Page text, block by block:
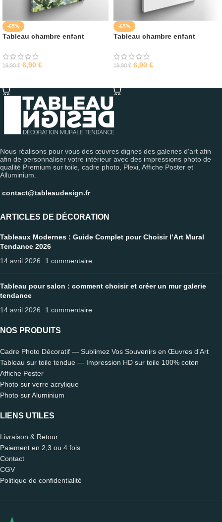
-65%
Tableau chambre enfant
19,90€ 6,90 €
-65%
Tableau chambre enfant
19,90€ 6,90 €
Nous réalisons pour vous des œuvres dignes des galeries d'art afin
afin de personnaliser votre intérieur avec des impressions photo de
qualité Premium sur toile, cadre photo, Plexi, Affiche Poster et
Alluminium.
contact@tableaudesign.fr
ARTICLES DE DÉCORATION
Tableaux Modernes : Guide Complet pour Choisir l’Art Mural
Tendance 2026
14 avril 2026
1 commentaire
Tableau pour salon : comment choisir et créer un mur galerie
tendance
14 avril 2026
1 commentaire
NOS PRODUITS
Cadre Photo Décoratif — Sublimez Vos Souvenirs en Œuvres d’Art
Tableau sur toile tendue — Impression HD sur toile 100% coton
Affiche Poster
Photo sur verre acrylique
Photo sur Aluminium
LIENS UTILES
Livraison & Retour
Paiement en 2,3 ou 4 fois
Contact
CGV
Politique de confidentialité